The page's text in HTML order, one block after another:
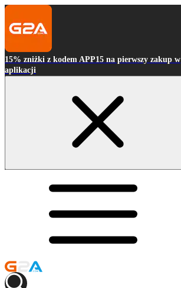
15% zniżki z kodem APP15 na pierwszy zakup w
aplikacji